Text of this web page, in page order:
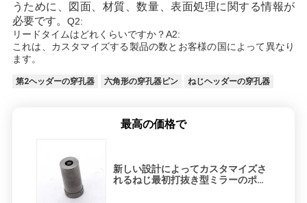
うために、図面、材質、数量、表面処理に関する情報が
必要です。 Q2:
リードタイムはどれくらいですか？A2:
これは、カスタマイズする製品の数とお客様の国によって異なり
ます。
第2ヘッダーの穿孔器 六角形の穿孔器ピン ねじヘッダーの穿孔器
最高の価格で
新しい設計によってカスタマイズさ
れるねじ最初打抜き型ミラーのポー